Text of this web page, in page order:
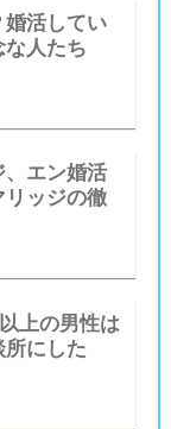
活してい
な人たち
エン婚活
リッジの徹
上の男性は
所にした